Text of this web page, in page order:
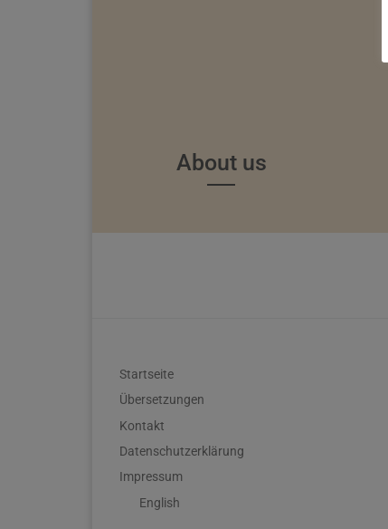
About us
Startseite
Übersetzungen
Kontakt
Datenschutzerklärung
Impressum
English